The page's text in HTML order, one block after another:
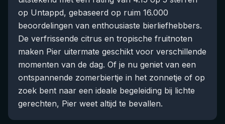
op Untappd, gebaseerd op ruim 16.000
beoordelingen van enthousiaste bierliefhebbers.
De verfrissende citrus en tropische fruitnoten
maken Pier uitermate geschikt voor verschillende
momenten van de dag. Of je nu geniet van een
ontspannende zomerbiertje in het zonnetje of op
zoek bent naar een ideale begeleiding bij lichte
gerechten, Pier weet altijd te bevallen.